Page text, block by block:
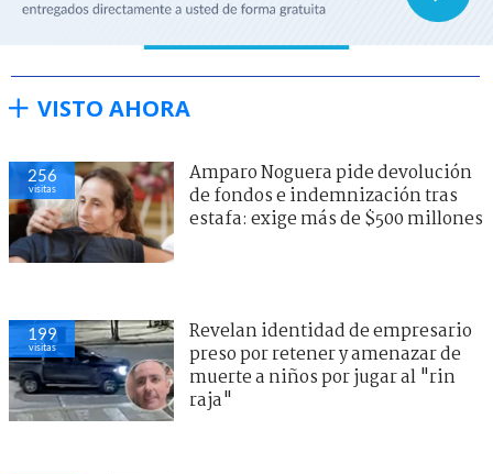
VISTO AHORA
256
visitas
Amparo Noguera pide devolución
de fondos e indemnización tras
estafa: exige más de $500 millones
199
visitas
Revelan identidad de empresario
preso por retener y amenazar de
muerte a niños por jugar al "rin
raja"